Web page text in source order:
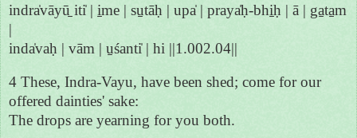
indra̍vāyū̱ iti̍ | i̱me | su̱tāḥ | upa̍ | praya̍ḥ-bhi̱ḥ | ā | ga̱ta̱m
|
inda̍vaḥ | vām | u̱śanti̍ | hi ||1.002.04||
4 These, Indra-Vayu, have been shed; come for our
offered dainties' sake:
The drops are yearning for you both.